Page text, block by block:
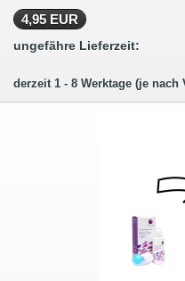
4,95 EUR
ungefähre Lieferzeit:
derzeit 1 - 8 Werktage (je nach